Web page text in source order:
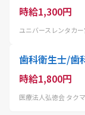
時給1,300円
ユニバースレンタカ
歯科衛生士/歯
時給1,800円
医療法人弘徳会 タク